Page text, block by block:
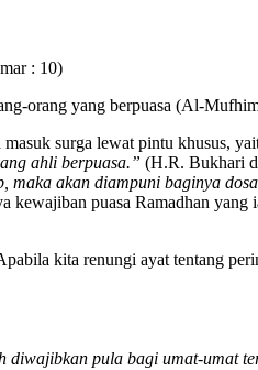
: 10)
orang yang berpuasa (Al-
surga lewat pintu khusus,
ahli berpuasa.” (H.R. Bukhari
maka akan diampuni baginya
puasa Ramadhan
kita renungi ayat tentang
diwajibkan pula bagi umat-umat